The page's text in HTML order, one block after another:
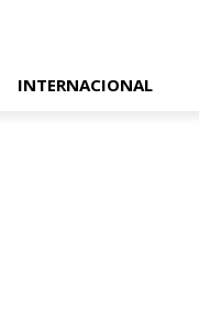
INTERNACIONAL